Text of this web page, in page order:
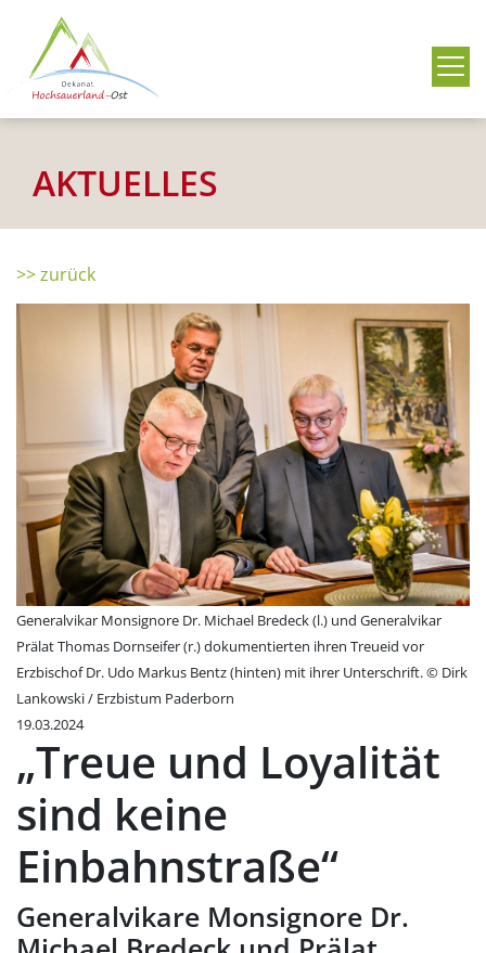
AKTUELLES
>> zurück
Generalvikar Monsignore Dr. Michael Bredeck (l.) und Generalvikar
Prälat Thomas Dornseifer (r.) dokumentierten ihren Treueid vor
Erzbischof Dr. Udo Markus Bentz (hinten) mit ihrer Unterschrift. © Dirk
Lankowski / Erzbistum Paderborn
19.03.2024
„Treue und Loyalität
sind keine
Einbahnstraße“
Generalvikare Monsignore Dr.